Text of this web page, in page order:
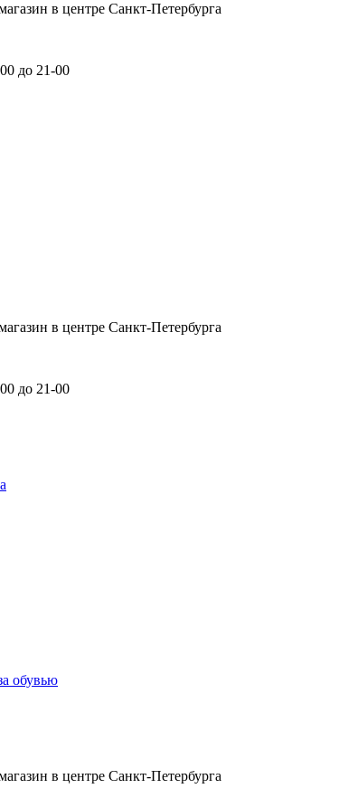
в центре Санкт-Петербурга
до 21-00
в центре Санкт-Петербурга
до 21-00
обувью
в центре Санкт-Петербурга